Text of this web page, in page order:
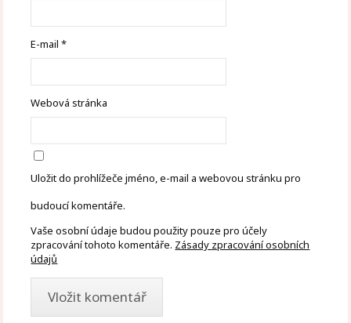
E-mail*
Webová stránka
Uložit do prohlížeče jméno, e-mail a webovou stránku pro
budoucí komentáře.
Vaše osobní údaje budou použity pouze pro účely
zpracování tohoto komentáře. Zásady zpracování osobních
údajů